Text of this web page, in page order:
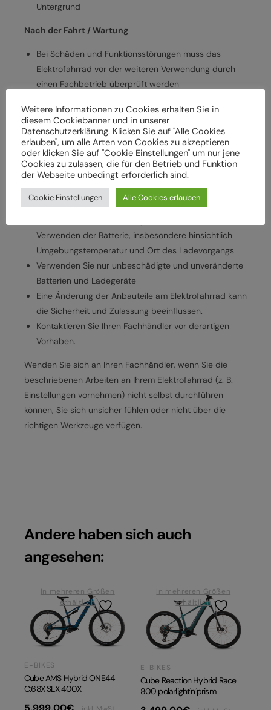
Untergrund
Nach der Fahrt / Wartung
Bei Schäden und Funktionsstörungen muss das
Elektrofahrrad vor der weiteren Verwendung durch
einen Fachbetrieb überprüft werden
Herstellervorgaben regelmäßig von einem
Fachbetrieb überprüfen und warten, um
Gefährdungen, z. B. verschleißbedingt, zu vermeiden
Halten Sie die angegebenen Drehmomente (Nm) für
die Montage von Bauteilen ein
Verwenden Sie nur vom Hersteller freigegebene
Batterien und Ladegeräte
Verwenden der Batterie, insbesondere hinsichtlich
Umgebungstemperatur und Ort des Ladevorgangs
Verwenden Sie nur unbeschädigte und unveränderte
Batterien und Ladegeräte
Eine Änderung der Anbauteile am Elektrofahrrad kann
die Sicherheit und Zulassung beeinflussen.
Kontaktieren Sie Ihren Fachhändler vor derartigen
Vorhaben.
Wenden Sie sich an Ihren Fachhändler, wenn Sie die
beschriebenen Arbeiten an Ihrem Elektrofahrrad (z. B.
Einstellungen vornehmen) nicht selbst durchführen
können, Sie sich unsicher fühlen oder nicht über die
richtigen Werkzeuge verfügen.
Andere haben sich auch
angesehen:
In mehreren Größen
erhältlich
E-BIKES
Cube AMS Hybrid ONE44
C:68X SLX 400X
In mehreren Größen
erhältlich
E-BIKES
Cube Reaction Hybrid Race
800 polarlight´n´prism
Weitere Informationen zu Cookies erhalten Sie in
diesem Cookiebanner und in unserer
Datenschutzerklärung. Klicken Sie auf "Alle Cookies
erlauben", um alle Arten von Cookies zu akzeptieren
oder klicken Sie auf "Cookie Einstellungen" um nur jene
Cookies zu zulassen, die für den Betrieb und Funktion
der Webseite unbedingt erforderlich sind.
Cookie Einstellungen Alle Cookies erlauben